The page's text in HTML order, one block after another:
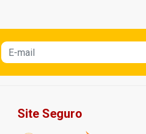
Site Seguro